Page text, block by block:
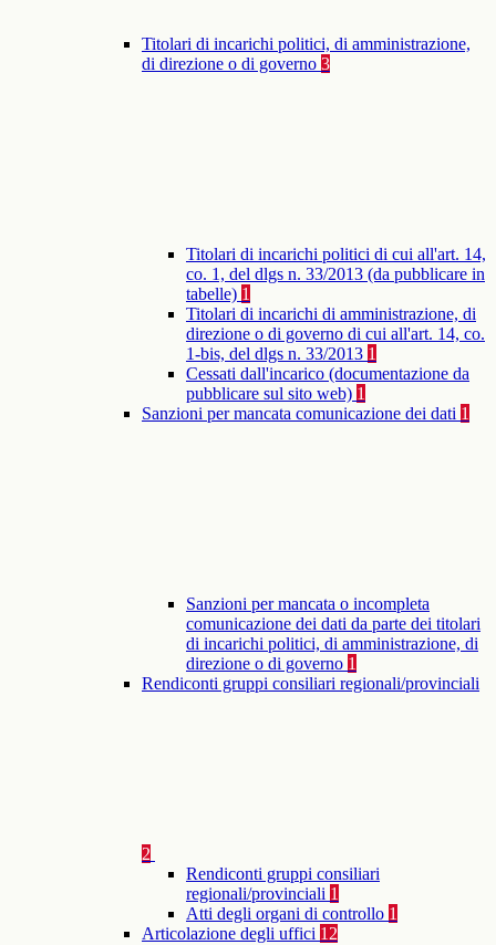
Titolari di incarichi politici, di amministrazione,
di direzione o di governo 3
Titolari di incarichi politici di cui all'art. 14,
co. 1, del dlgs n. 33/2013 (da pubblicare in
tabelle) 1
Titolari di incarichi di amministrazione, di
direzione o di governo di cui all'art. 14, co.
1-bis, del dlgs n. 33/2013 1
Cessati dall'incarico (documentazione da
pubblicare sul sito web) 1
Sanzioni per mancata comunicazione dei dati 1
Sanzioni per mancata o incompleta
comunicazione dei dati da parte dei titolari
di incarichi politici, di amministrazione, di
direzione o di governo 1
Rendiconti gruppi consiliari regionali/provinciali
2
Rendiconti gruppi consiliari
regionali/provinciali 1
Atti degli organi di controllo 1
Articolazione degli uffici 12